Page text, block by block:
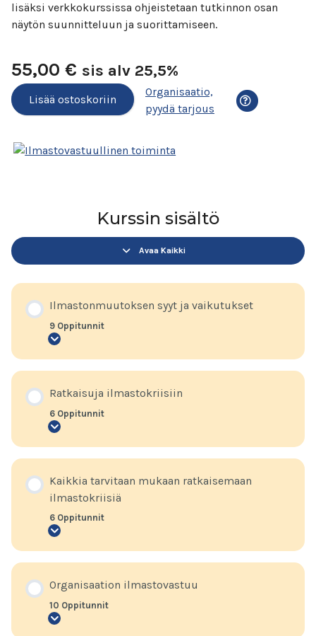
lisäksi verkkokurssissa ohjeistetaan tutkinnon osan
näytön suunnitteluun ja suorittamiseen.
55,00 € sis alv 25,5%
Lisää ostoskoriin
Organisaatio,
pyydä tarjous
Kurssin sisältö
Avaa Kaikki
Moduulit
Ilmastonmuutoksen syyt ja vaikutukset
9 Oppitunnit
Ilmastonmuutoksen
Ratkaisuja ilmastokriisiin
6 Oppitunnit
Ratkaisuja
Kaikkia tarvitaan mukaan ratkaisemaan
ilmastokriisiä
6 Oppitunnit
Kaikkia
Organisaation ilmastovastuu
10 Oppitunnit
Organisaation